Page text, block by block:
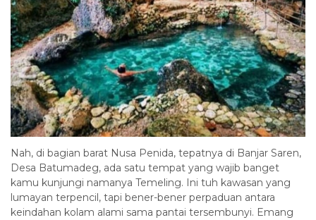
Nah, di bagian barat Nusa Penida, tepatnya di Banjar Saren,
Desa Batumadeg, ada satu tempat yang wajib banget
kamu kunjungi namanya Temeling. Ini tuh kawasan yang
lumayan terpencil, tapi bener-bener perpaduan antara
keindahan kolam alami sama pantai tersembunyi. Emang